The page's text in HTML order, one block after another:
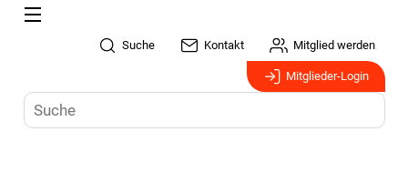
Suche Kontakt Mitglied werden
Mitglieder-Login